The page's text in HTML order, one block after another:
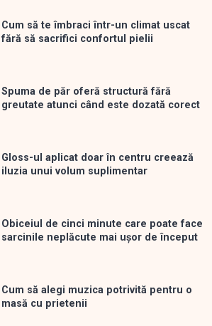
Cum să te îmbraci într-un climat uscat
fără să sacrifici confortul pielii
Spuma de păr oferă structură fără
greutate atunci când este dozată corect
Gloss-ul aplicat doar în centru creează
iluzia unui volum suplimentar
Obiceiul de cinci minute care poate face
sarcinile neplăcute mai ușor de început
Cum să alegi muzica potrivită pentru o
masă cu prietenii